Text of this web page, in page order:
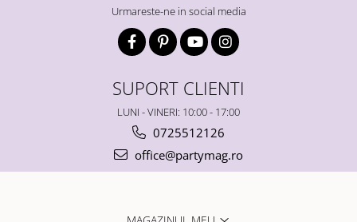
Urmareste-ne in social media
SUPORT CLIENTI
LUNI - VINERI: 10:00 - 17:00
0725512126
office@partymag.ro